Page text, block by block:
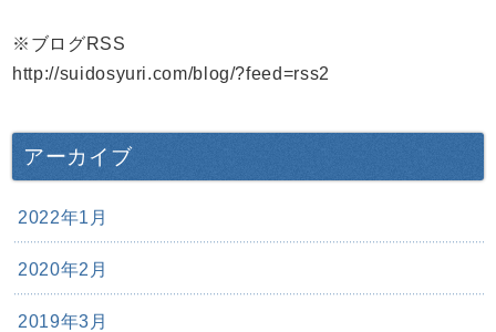
※ブログRSS
http://suidosyuri.com/blog/?feed=rss2
アーカイブ
2022年1月
2020年2月
2019年3月